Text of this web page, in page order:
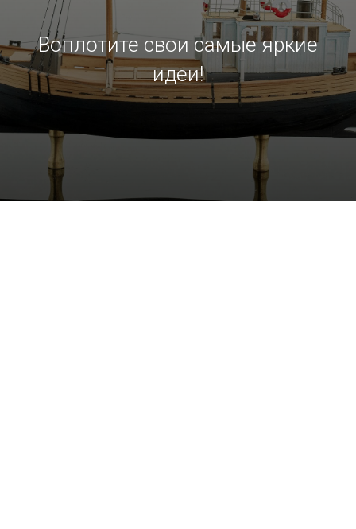
Воплотите свои самые яркие
идеи!